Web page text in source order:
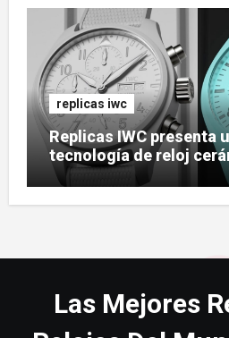
replicas iwc
Replicas IWC presenta
tecnología de reloj
Ceralume
Las Mejores